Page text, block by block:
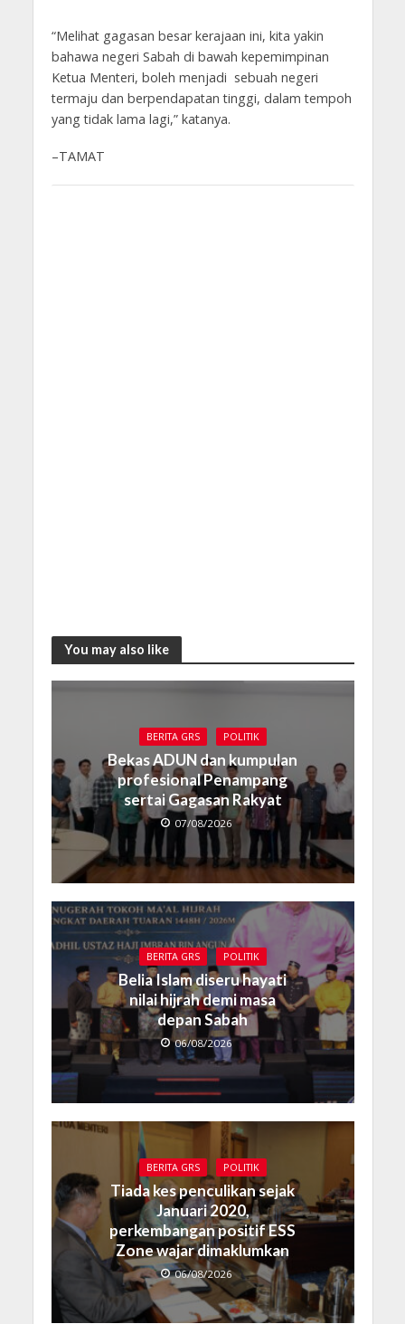
“Melihat gagasan besar kerajaan ini, kita yakin
bahawa negeri Sabah di bawah kepemimpinan
Ketua Menteri, boleh menjadi sebuah negeri
termaju dan berpendapatan tinggi, dalam tempoh
yang tidak lama lagi,” katanya.
–TAMAT
You may also like
BERITA GRS POLITIK
Bekas ADUN dan kumpulan
profesional Penampang
sertai Gagasan Rakyat
07/08/2026
BERITA GRS POLITIK
Belia Islam diseru hayati
nilai hijrah demi masa
depan Sabah
06/08/2026
BERITA GRS POLITIK
Tiada kes penculikan sejak
Januari 2020,
perkembangan positif ESS
Zone wajar dimaklumkan
06/08/2026